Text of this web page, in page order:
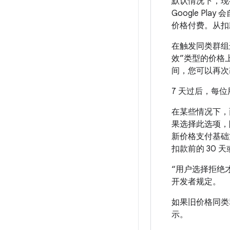
Google Play 会
价格付费。从
在触发同类群
效”类型的价格
间，您可以再
7 天过后，每
在某些情况下
果选择此选项
新价格支付基
扣款前的 30 天
“用户选择拒绝
开发者规定。
如果旧价格同
示。